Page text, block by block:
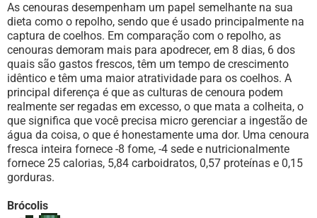
As cenouras desempenham um papel semelhante na sua
dieta como o repolho, sendo que é usado principalmente na
captura de coelhos. Em comparação com o repolho, as
cenouras demoram mais para apodrecer, em 8 dias, 6 dos
quais são gastos frescos, têm um tempo de crescimento
idêntico e têm uma maior atratividade para os coelhos. A
principal diferença é que as culturas de cenoura podem
realmente ser regadas em excesso, o que mata a colheita, o
que significa que você precisa micro gerenciar a ingestão de
água da coisa, o que é honestamente uma dor. Uma cenoura
fresca inteira fornece -8 fome, -4 sede e nutricionalmente
fornece 25 calorias, 5,84 carboidratos, 0,57 proteínas e 0,15
gorduras.
Brócolis